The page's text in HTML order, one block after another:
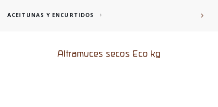
ACEITUNAS Y ENCURTIDOS
Altramuces secos Eco kg